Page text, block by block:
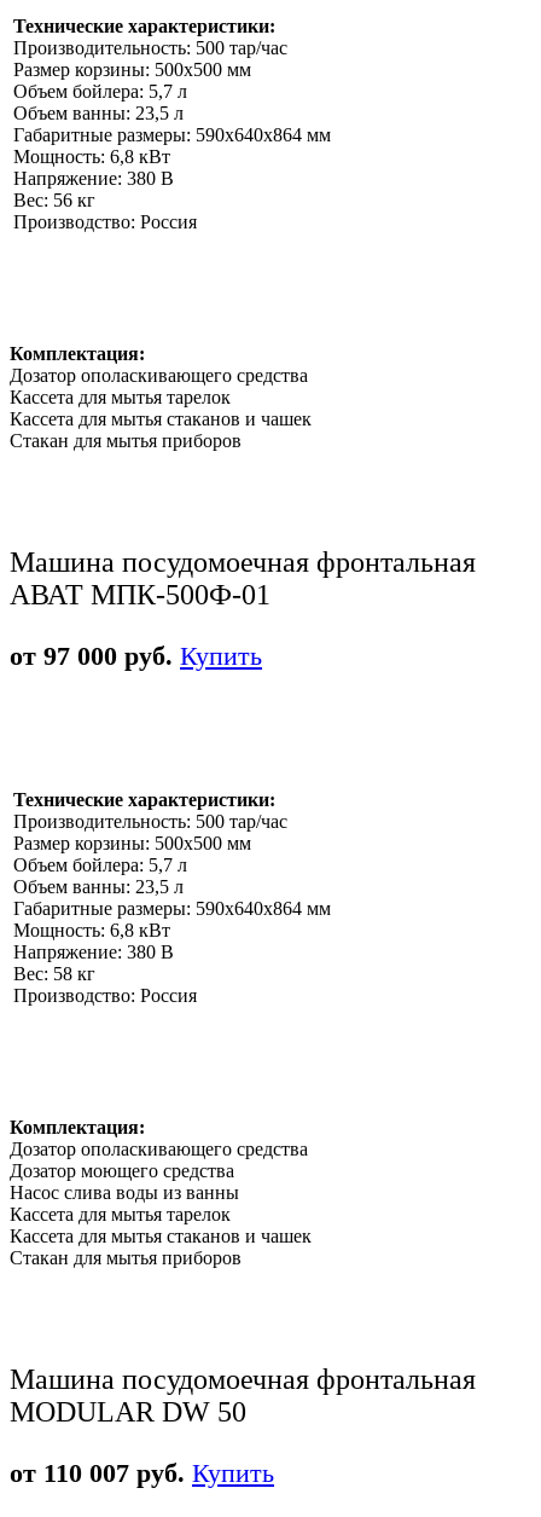
Технические характеристики:
Производительность: 500 тар/час
Размер корзины: 500х500 мм
Объем бойлера: 5,7 л
Объем ванны: 23,5 л
Габаритные размеры: 590x640x864 мм
Мощность: 6,8 кВт
Напряжение: 380 В
Вес: 56 кг
Производство: Россия
Комплектация:
Дозатор ополаскивающего средства
Кассета для мытья тарелок
Кассета для мытья стаканов и чашек
Стакан для мытья приборов
Машина посудомоечная фронтальная
АВАТ МПК-500Ф-01
от 97 000 руб. Купить
Технические характеристики:
Производительность: 500 тар/час
Размер корзины: 500х500 мм
Объем бойлера: 5,7 л
Объем ванны: 23,5 л
Габаритные размеры: 590x640x864 мм
Мощность: 6,8 кВт
Напряжение: 380 В
Вес: 58 кг
Производство: Россия
Комплектация:
Дозатор ополаскивающего средства
Дозатор моющего средства
Насос слива воды из ванны
Кассета для мытья тарелок
Кассета для мытья стаканов и чашек
Стакан для мытья приборов
Машина посудомоечная фронтальная
MODULAR DW 50
от 110 007 руб. Купить